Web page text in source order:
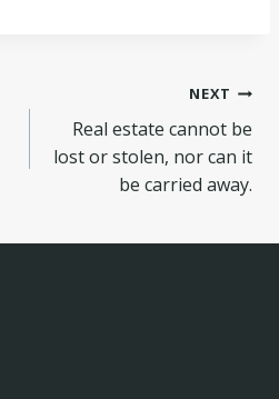
NEXT
Real estate cannot be
lost or stolen, nor can it
be carried away.